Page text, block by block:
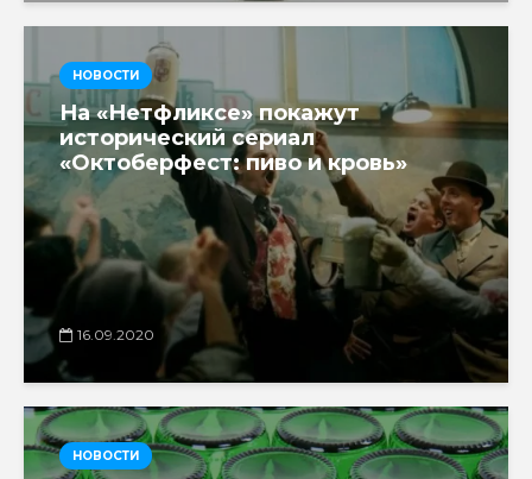
НОВОСТИ
На «Нетфликсе» покажут
исторический сериал
«Октоберфест: пиво и кровь»
16.09.2020
НОВОСТИ